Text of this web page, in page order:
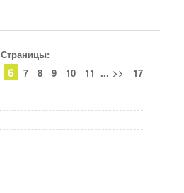
Страницы:
6 7 8 9 10 11 ... >> 17